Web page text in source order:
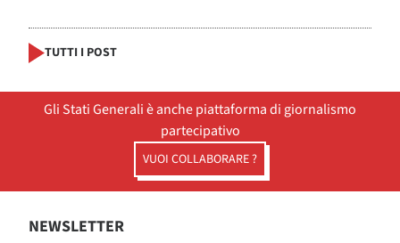
TUTTI I POST
Gli Stati Generali è anche piattaforma di giornalismo
partecipativo
VUOI COLLABORARE ?
NEWSLETTER